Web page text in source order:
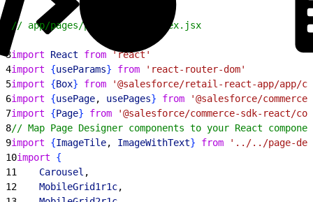
// app/pages/page-viewer/index.jsx
3import React from 'react'
4import {useParams} from 'react-router-dom'
5import {Box} from '@salesforce/retail-react-app/app/
6import {usePage, usePages} from '@salesforce/
7import {Page} from '@salesforce/commerce-sdk-react/
8// Map Page Designer components to your React
9import {ImageTile, ImageWithText} from '../../page-
10import
{
11
    Carousel
,
12
    MobileGrid1r1c
,